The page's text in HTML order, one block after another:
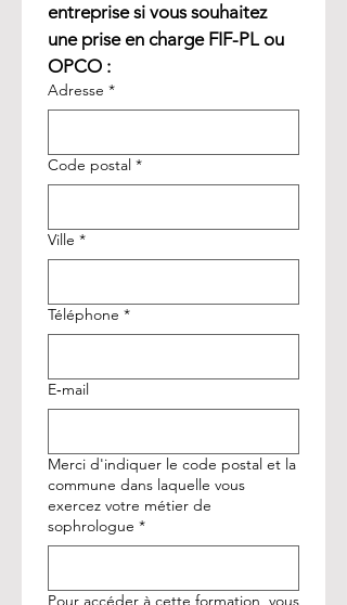
entreprise si vous souhaitez
une prise en charge FIF-PL ou
OPCO :
Adresse *
Code postal *
Ville *
Téléphone *
E‑mail
Merci d'indiquer le code postal et la
commune dans laquelle vous
exercez votre métier de
sophrologue *
Pour accéder à cette formation, vous